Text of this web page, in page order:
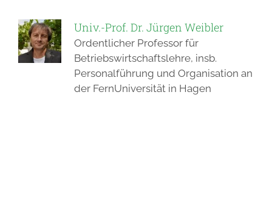
Univ.-Prof. Dr. Jürgen Weibler
Ordentlicher Professor für
Betriebswirtschaftslehre, insb.
Personalführung und Organisation an
der FernUniversität in Hagen